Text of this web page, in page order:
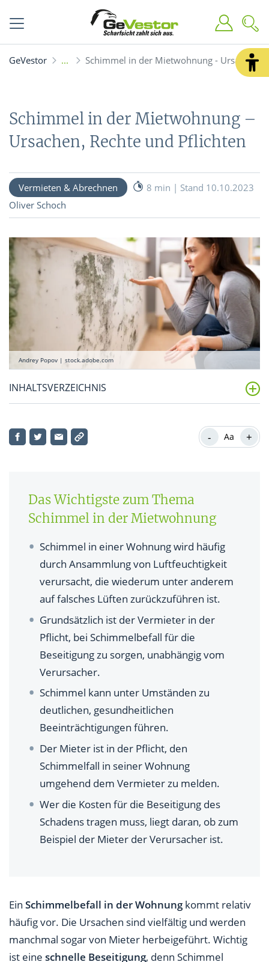
GeVestor Schimmel in der Mietwohnung - Ursachen,
Schimmel in der Mietwohnung –
Ursachen, Rechte und Pflichten
Vermieten & Abrechnen
8 min | Stand 10.10.2023
Oliver Schoch
Andrey Popov | stock.adobe.com
INHALTSVERZEICHNIS
einer Wohnung?
Wer muss Schimmel entfernen: Mieter oder
Vermieter? Wer haftet?
Wann kann der Mieter eine Mietminderung
verlangen?
Welche Pflichten hat der Vermieter bei Schimmel?
Vermietern, wenn bei Schimmel nicht angemessen
gehandelt wird?
Gibt es Versicherungen für den Vermieter, die
Checkliste zum Vorgehen bei Schimmel für den
Vermieter
Wie kam Schimmel gezielt vermieden werden?
- Aa +
Das Wichtigste zum Thema
Schimmel in der Mietwohnung
Schimmel in einer Wohnung wird häufig
durch Ansammlung von Luftfeuchtigkeit
verursacht, die wiederum unter anderem
auf falsches Lüften zurückzuführen ist.
Grundsätzlich ist der Vermieter in der
Pflicht, bei Schimmelbefall für die
Beseitigung zu sorgen, unabhängig vom
Verursacher.
Schimmel kann unter Umständen zu
deutlichen, gesundheitlichen
Beeinträchtigungen führen.
Der Mieter ist in der Pflicht, den
Schimmelfall in seiner Wohnung
umgehend dem Vermieter zu melden.
Wer die Kosten für die Beseitigung des
Schadens tragen muss, liegt daran, ob zum
Beispiel der Mieter der Verursacher ist.
Ein Schimmelbefall in der Wohnungkommt relativ
häufig vor. Die Ursachen sind vielfältig und werden
manchmal sogar von Mieter herbeigeführt. Wichtig
ist eine schnelle Beseitigung, denn Schimmel